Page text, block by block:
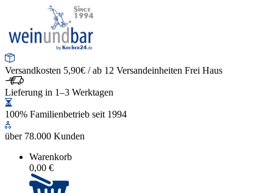
Versandkosten 5,90€ / ab 12 Versandeinheiten Frei Haus
Lieferung in 1–3 Werktagen
100% Familienbetrieb seit 1994
über 78.000 Kunden
Warenkorb
0,00 €